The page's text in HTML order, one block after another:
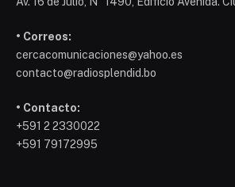
• Correos:
cercacomunicaciones@yahoo.es
contacto@radiosplendid.bo
• Contacto:
+591 2 2330022
+591 79172995